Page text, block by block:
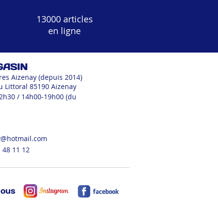
13000 articles
en ligne
Aizenay (depuis 2014)
Littoral 85190 Aizenay
/ 14h00-19h00 (du
48 11 12